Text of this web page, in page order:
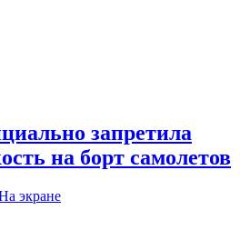
запретила
на борт самолетов
экране